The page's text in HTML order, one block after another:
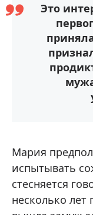
Это
Мария
испытывать
стесняется
несколько лет